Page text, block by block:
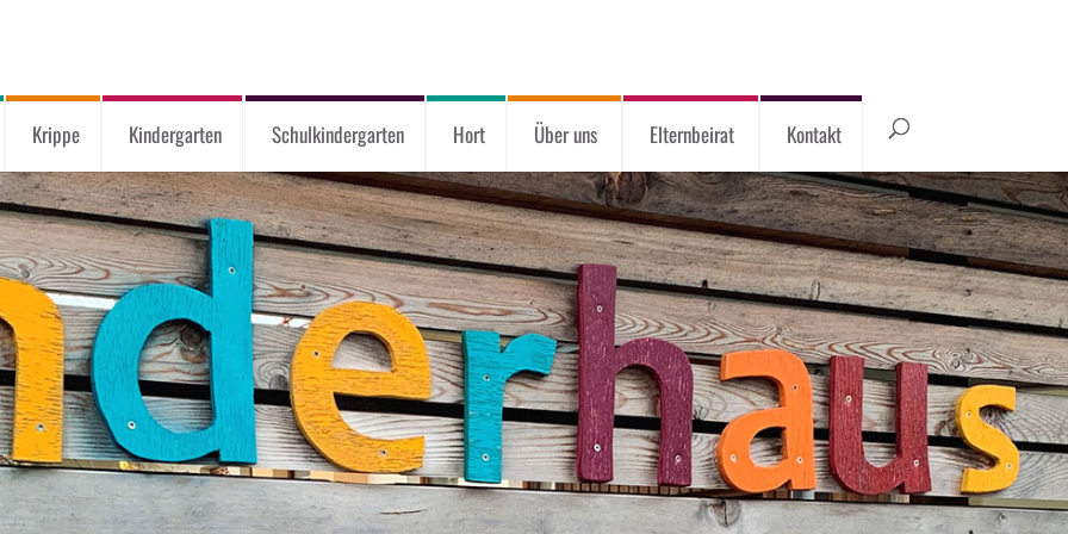
Krippe Kindergarten Schulkindergarten Hort Über uns Elternbeirat Kontakt